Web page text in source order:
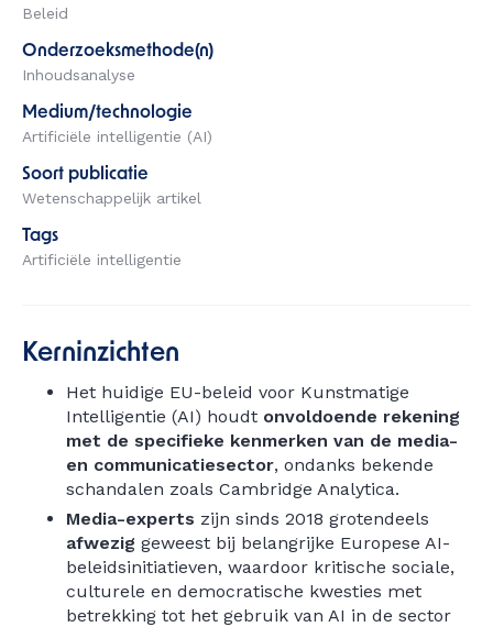
Beleid
Onderzoeksmethode(n)
Inhoudsanalyse
Medium/technologie
Artificiële intelligentie (AI)
Soort publicatie
Wetenschappelijk artikel
Tags
Artificiële intelligentie
Kerninzichten
Het huidige EU-beleid voor Kunstmatige
Intelligentie (AI) houdt onvoldoende rekening
met de specifieke kenmerken van de media-
en communicatiesector, ondanks bekende
schandalen zoals Cambridge Analytica.
Media-experts zijn sinds 2018 grotendeels
afwezig geweest bij belangrijke Europese AI-
beleidsinitiatieven, waardoor kritische sociale,
culturele en democratische kwesties met
betrekking tot het gebruik van AI in de sector